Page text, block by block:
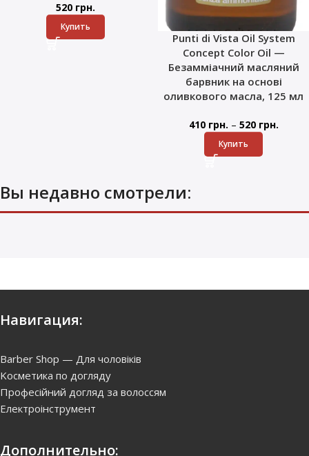
520 грн.
Купить
Punti di Vista Oil System
Concept Color Oil —
Безамміачний масляний
барвник на основі
оливкового масла, 125 мл
410 грн. – 520 грн.
Купить
Вы недавно смотрели:
Навигация:
Barber Shop — Для чоловіків
Kосметика по догляду
Професійний догляд за волоссям
Електроінструмент
Дополнительно: